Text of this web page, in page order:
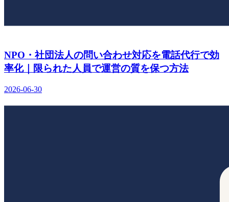
NPO・社団法人の問い合わせ対応を電話代行で効
率化｜限られた人員で運営の質を保つ方法
2026-06-30